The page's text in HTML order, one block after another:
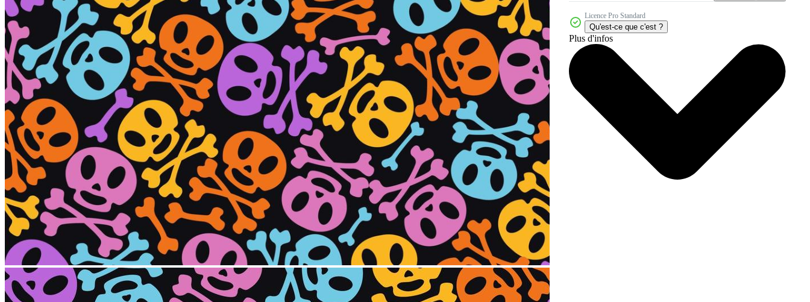
Licence Pro Standard
Qu'est-ce que c'est ?
Plus d'infos